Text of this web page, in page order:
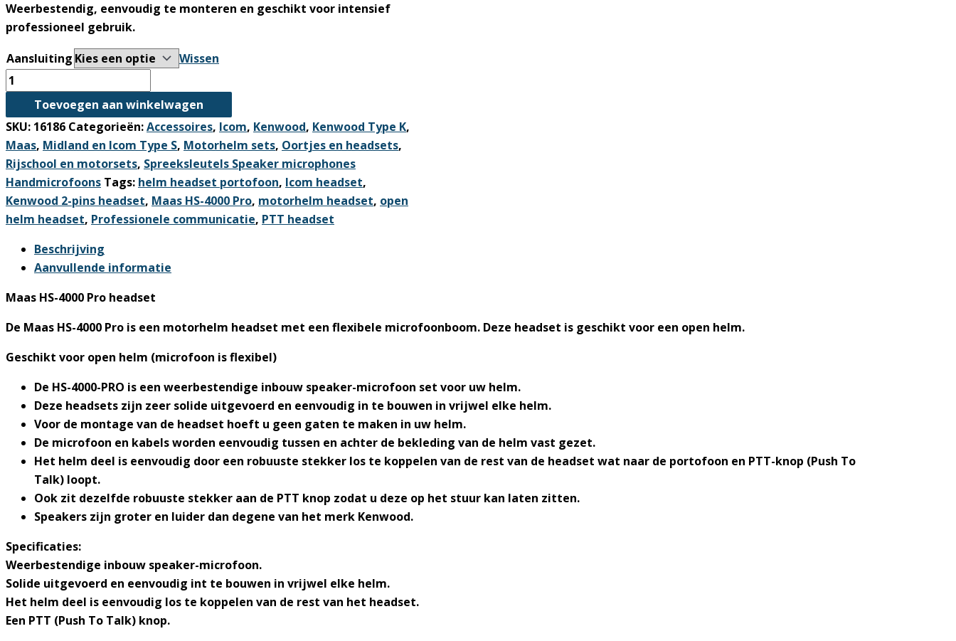
Weerbestendig, eenvoudig te monteren en geschikt voor intensief
professioneel gebruik.
Aansluiting
Wissen
Maas
HS-
4000
Pro
Motorhelm
Headset
voor
Open
Helm
met
aantal
Toevoegen aan winkelwagen
SKU: 16186 Categorieën:Accessoires, Icom, Kenwood, Kenwood Type K,
Maas, Midland en Icom Type S, Motorhelm sets, Oortjes en headsets,
Rijschool en motorsets, Spreeksleutels Speaker microphones
Handmicrofoons Tags: helm headset portofoon, Icom headset,
Kenwood 2-pins headset, Maas HS-4000 Pro, motorhelm headset, open
helm headset, Professionele communicatie, PTT headset
Beschrijving
Aanvullende informatie
Maas HS-4000 Pro headset
De Maas HS-4000 Pro is een motorhelm headset met een flexibele microfoonboom. Deze headset is geschikt voor een open helm.
Geschikt voor open helm (microfoon is flexibel)
De HS-4000-PRO is een weerbestendige inbouw speaker-microfoon set voor uw helm.
Deze headsets zijn zeer solide uitgevoerd en eenvoudig in te bouwen in vrijwel elke helm.
Voor de montage van de headset hoeft u geen gaten te maken in uw helm.
De microfoon en kabels worden eenvoudig tussen en achter de bekleding van de helm vast gezet.
Het helm deel is eenvoudig door een robuuste stekker los te koppelen van de rest van de headset wat naar de portofoon en PTT-knop (Push To
Talk) loopt.
Ook zit dezelfde robuuste stekker aan de PTT knop zodat u deze op het stuur kan laten zitten.
Speakers zijn groter en luider dan degene van het merk Kenwood.
Specificaties:
Weerbestendige inbouw speaker-microfoon.
Solide uitgevoerd en eenvoudig int te bouwen in vrijwel elke helm.
Het helm deel is eenvoudig los te koppelen van de rest van het headset.
Een PTT (Push To Talk) knop.